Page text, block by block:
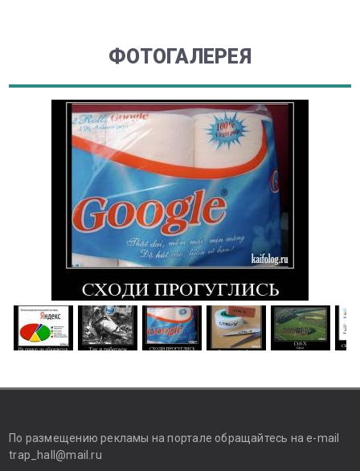
ФОТОГАЛЕРЕЯ
По размещению рекламы на портале обращайтесь на e-mail
trap_hall@mail.ru